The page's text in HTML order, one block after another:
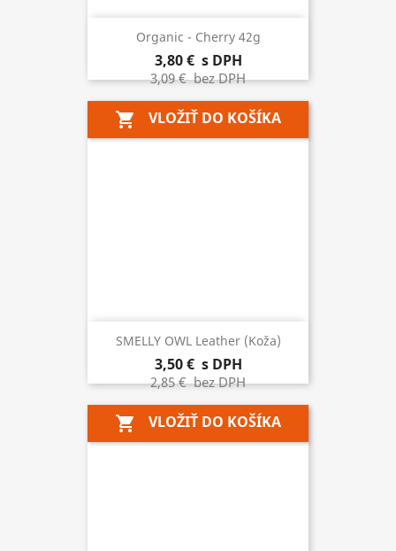
Organic - Cherry 42g
3,80 € s DPH
3,09 €bez DPH
shopping_cart VLOŽIŤ DO KOŠÍKA
SMELLY OWL Leather (koža)
3,50 € s DPH
2,85 €bez DPH
shopping_cart VLOŽIŤ DO KOŠÍKA